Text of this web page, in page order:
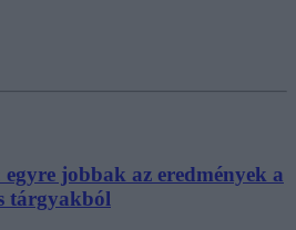
jobbak az eredmények a
tárgyakból